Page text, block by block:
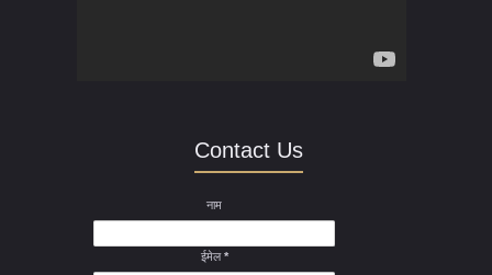
Contact Us
नाम
ईमेल*